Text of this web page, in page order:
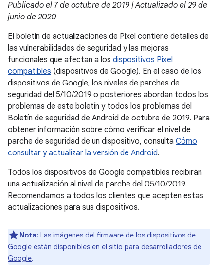
Publicado el 7 de octubre de 2019 | Actualizado el 29 de
junio de 2020
El boletín de actualizaciones de Pixel contiene detalles de
las vulnerabilidades de seguridad y las mejoras
funcionales que afectan a los dispositivos Pixel
compatibles (dispositivos de Google). En el caso de los
dispositivos de Google, los niveles de parches de
seguridad del 5/10/2019 o posteriores abordan todos los
problemas de este boletín y todos los problemas del
Boletín de seguridad de Android de octubre de 2019. Para
obtener información sobre cómo verificar el nivel de
parche de seguridad de un dispositivo, consulta Cómo
consultar y actualizar la versión de Android.
Todos los dispositivos de Google compatibles recibirán
una actualización al nivel de parche del 05/10/2019.
Recomendamos a todos los clientes que acepten estas
actualizaciones para sus dispositivos.
Nota: Las imágenes del firmware de los dispositivos de
Google están disponibles en el sitio para desarrolladores de
Google.